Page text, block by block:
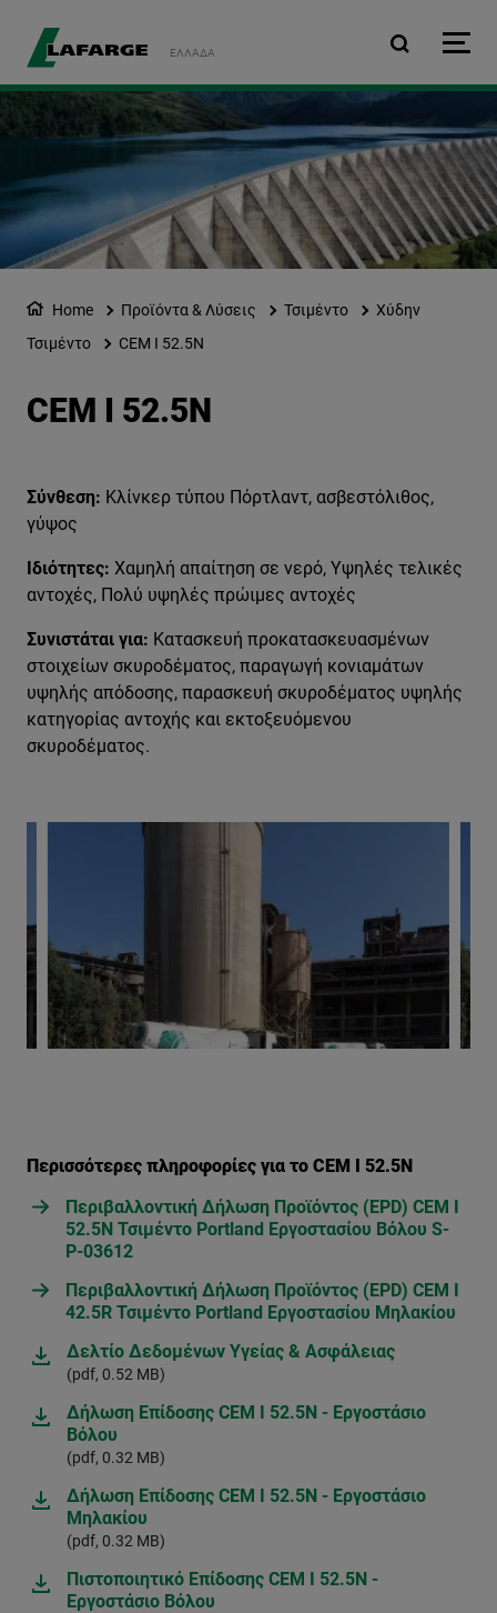
ΕΛΛΆΔΑ
Home Προϊόντα & Λύσεις Τσιμέντο
Χύδην
Τσιμέντο
CEM Ι 52.5Ν
CEM Ι 52.5Ν
Σύνθεση: Κλίνκερ τύπου Πόρτλαντ, ασβεστόλιθος,
γύψος
Ιδιότητες: Χαμηλή απαίτηση σε νερό, Υψηλές τελικές
αντοχές, Πολύ υψηλές πρώιμες αντοχές
Συνιστάται για: Κατασκευή προκατασκευασμένων
στοιχείων σκυροδέματος, παραγωγή κονιαμάτων
υψηλής απόδοσης, παρασκευή σκυροδέματος υψηλής
κατηγορίας αντοχής και εκτοξευόμενου
σκυροδέματος.
Περισσότερες πληροφορίες για το CEM I 52.5N
Περιβαλλοντική Δήλωση Προϊόντος (EPD) CEM I
52.5N Τσιμέντο Portland Εργοστασίου Βόλου S-
P-03612
Περιβαλλοντική Δήλωση Προϊόντος (EPD) CEM I
42.5R Τσιμέντο Portland Εργοστασίου Μηλακίου
Δελτίο Δεδομένων Υγείας & Ασφάλειας
(pdf, 0.52 MB)
Δήλωση Επίδοσης CEM I 52.5N - Εργοστάσιο
Βόλου
(pdf, 0.32 MB)
Δήλωση Επίδοσης CEM I 52.5N - Εργοστάσιο
Μηλακίου
(pdf, 0.32 MB)
Πιστοποιητικό Επίδοσης CEM I 52.5N -
Εργοστάσιο Βόλου